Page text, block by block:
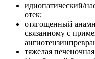
идиопатический/
отек;
отягощенный
связанному с
тяжелая